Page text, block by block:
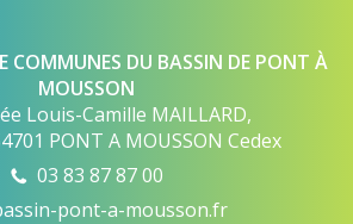
COMMUNES DU BASSIN DE PONT À
MOUSSON
Louis-Camille MAILLARD,
PONT A MOUSSON Cedex
03 83 87 87 00
pont-a-mousson.fr